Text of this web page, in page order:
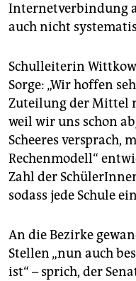
Internetverbindung
auch nicht
Schulleiterin
Sorge: „Wir hoffen
Zuteilung der Mittel
weil wir uns schon
Scheeres versprach,
Rechenmodell“
Zahl der
sodass jede Schule
An die Bezirke
Stellen „nun auch
ist“ – sprich, der